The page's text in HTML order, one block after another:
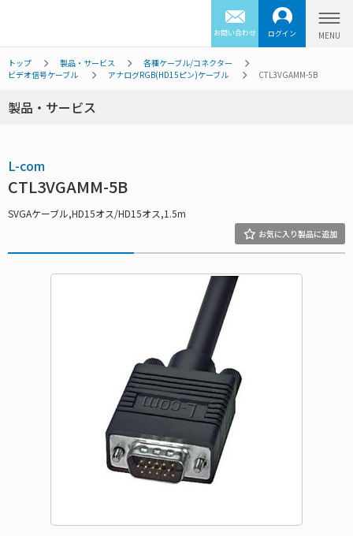
お問い合わせ ログイン
トップ 製品・サービス
各種ケーブル/コネクター
ビデオ信号ケーブル
アナログRGB(HD15ピン)ケーブル CTL3VGAMM-5B
製品・サービス
L-com
CTL3VGAMM-5B
SVGAケーブル,HD15オス/HD15オス,1.5m